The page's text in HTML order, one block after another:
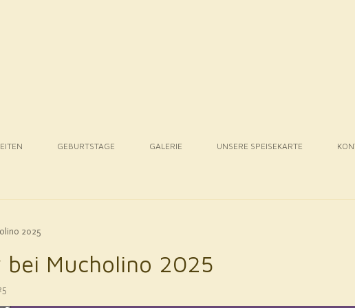
GEBURTSTAGE GALERIE UNSERE SPEISEKARTE
2025
bei Mucholino 2025